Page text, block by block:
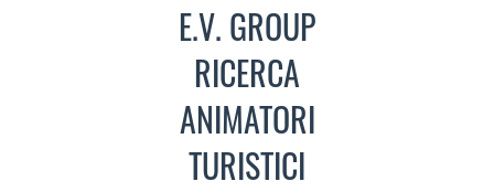
E.V. GROUP
RICERCA
ANIMATORI
TURISTICI